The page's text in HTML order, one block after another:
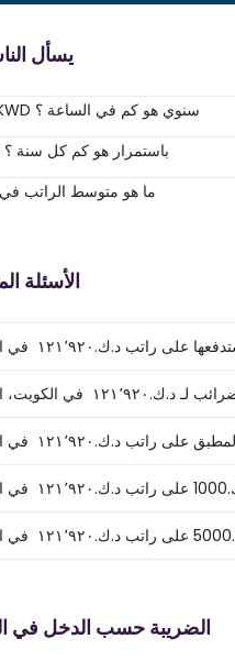
يسأل
121,920 KWD سنوي هو كم في الساعة ؟
59 KWD باستمرار هو كم كل سنة ؟
ما هو متوسط الراتب
الأسئلة
راتب د.ك.‏١٢١٬٩٢٠ ‏ في الكويت؟
الكويت، الكويت؟
راتب د.ك.‏١٢١٬٩٢٠ ‏ في الكويت؟
الضريبة حسب الدخل في